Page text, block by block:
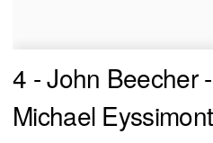
4 - John Beecher
Michael Eyssimont